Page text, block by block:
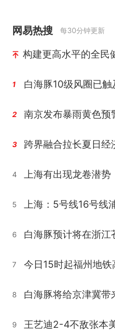
网易热搜 每30分钟更新
构建更高水平的全民
1 白海豚10级风圈已触
2 南京发布暴雨黄色预
3 跨界融合拉长夏日经
4 上海有出现龙卷潜势
5
6
7
8 白海豚将给京津冀带
9 王艺迪2-4不敌张本